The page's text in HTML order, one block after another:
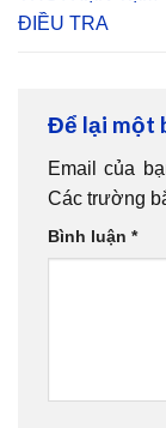
ĐIỀU TRA
Để lại một
Email của
Các trường
Bình luận *